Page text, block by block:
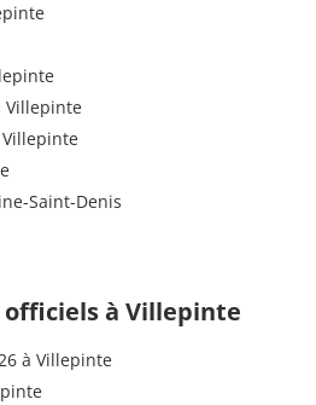
Villepinte
Saint-Denis
à Villepinte
à Villepinte